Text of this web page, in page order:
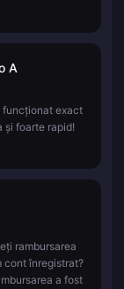
A
funcționat exact
și foarte rapid!
rambursarea
cont înregistrat?
a fost